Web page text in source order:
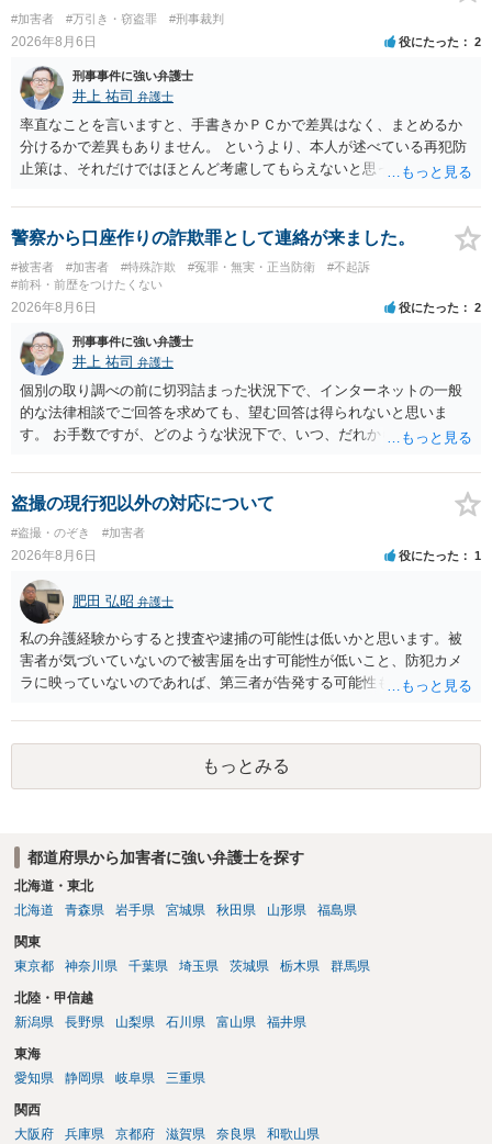
#加害者 #万引き・窃盗罪 #刑事裁判
2026年8月6日 役にたった 2
刑事事件に強い弁護士
井上 祐司 弁護士
率直なことを言いますと、手書きかＰＣかで差異はなく、まとめるか
分けるかで差異もありません。 というより、本人が述べている再犯防
止策は、それだけではほとんど考慮してもらえないと思った方が良い
やカウンセリング・治療の内容 ・利用している再犯防止策（例えば保
護観察所と連携した職業支援の内容や具体的な就労・監督状況） ・監
督者の証言 など、証拠で担保された客観性と実現可能性があるもので
なければあまり意味がありません。 もともと執行猶予が狙える事案で
あれば本人の反省の言葉だけで十分であり、実刑となるか微妙な事案
いうのが実感です。
警察から口座作りの詐欺罪として連絡が来ました。
#被害者 #加害者 #特殊詐欺 #冤罪・無実・正当防衛
#不起訴
#前科・前歴をつけたくない
2026年8月6日 役にたった 2
刑事事件に強い弁護士
井上 祐司 弁護士
個別の取り調べの前に切羽詰まった状況下で、インターネットの一般
的な法律相談でご回答を求めても、望む回答は得られないと思いま
す。 お手数ですが、どのような状況下で、いつ、だれからどのような
の程度だと聞いているのかということについて、お近くで詳細な法律
相談を受けられたうえで対処方法を探された方がよいと思われます。
一般論でいえば、任意取り調べの場合、ＩＣレコーダーを持参して取
り調べ内容を録音することは必須だと考えます。
盗撮の現行犯以外の対応について
#盗撮・のぞき #加害者
2026年8月6日 役にたった 1
肥田 弘昭 弁護士
私の弁護経験からすると捜査や逮捕の可能性は低いかと思います。被
害者が気づいていないので被害届を出す可能性が低いこと、防犯カメ
ラに映っていないのであれば、第三者が告発する可能性も低いこと、
座る女性を盗撮(全体像写真1枚と5秒程度の動画)してしまいました。下
着や胸など強調したものではありません。」とありますが、少なくと
も捜査段階では性的姿態等撮影罪の被疑事実で逮捕勾留されるケース
が私の弁護経験では多くなった印象です（最終的には不起訴ないし各
もっとみる
都道府県から加害者に強い弁護士を探す
北海道・東北
北海道
青森県 岩手県 宮城県 秋田県 山形県 福島県
関東
東京都
神奈川県 千葉県 埼玉県 茨城県 栃木県 群馬県
北陸・甲信越
新潟県
長野県 山梨県 石川県 富山県 福井県
東海
愛知県
静岡県 岐阜県 三重県
関西
大阪府
兵庫県 京都府 滋賀県 奈良県 和歌山県